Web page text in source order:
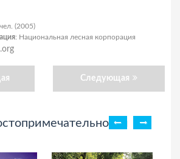
(2005)
: Национальная лесная корпорация
Следующая